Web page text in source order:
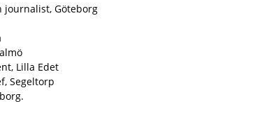
journalist, Göteborg
Lilla Edet
Segeltorp